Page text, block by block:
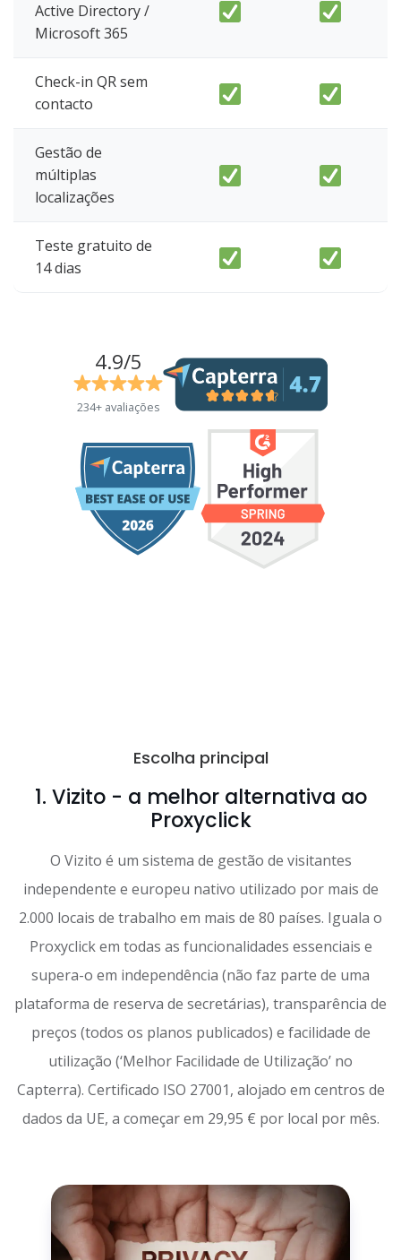
Active Directory /
Microsoft 365
Check-in QR sem
contacto
Gestão de
múltiplas
localizações
Teste gratuito de
14 dias
4.9/5
234+ avaliações
Escolha principal
1. Vizito - a melhor alternativa ao
Proxyclick
O Vizito é um sistema de gestão de visitantes
independente e europeu nativo utilizado por mais de
2.000 locais de trabalho em mais de 80 países. Iguala o
Proxyclick em todas as funcionalidades essenciais e
supera-o em independência (não faz parte de uma
plataforma de reserva de secretárias), transparência de
preços (todos os planos publicados) e facilidade de
utilização (‘Melhor Facilidade de Utilização’ no
Capterra). Certificado ISO 27001, alojado em centros de
dados da UE, a começar em 29,95 € por local por mês.